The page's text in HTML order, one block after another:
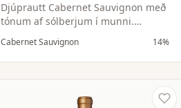
Djúprautt Cabernet Sauvignon með
tónum af sólberjum í munni.
Ríkulegt og kröftugt vín sem nýtur
sín með ýmsum réttum, svo sem
matarmiklum pastaréttum og
Cabernet Sauvignon 14%